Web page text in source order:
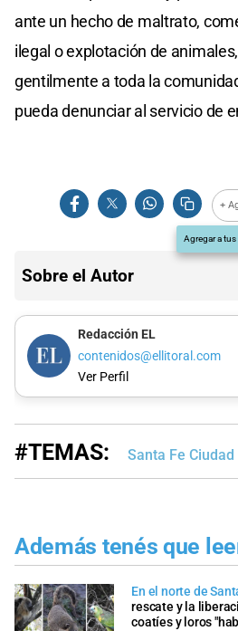
ante un hecho de maltrato,
ilegal o explotación de
gentilmente a toda la
pueda denunciar al servicio de
+
Agregar a
Sobre el Autor
Redacción EL
contenidos@ellitoral.com
Ver Perfil
#TEMAS: Santa Fe Ciudad
Además tenés que
En el norte de
rescate y la
coatíes y loros